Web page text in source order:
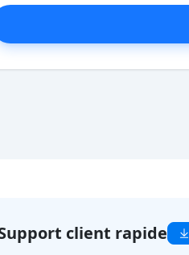
client rapide